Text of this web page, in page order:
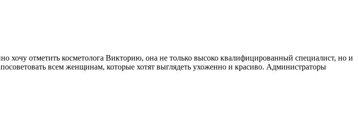
хочу отметить косметолога Викторию, она не только высоко квалифицированный специалист, но и
всем женщинам, которые хотят выглядеть ухоженно и красиво. Администраторы